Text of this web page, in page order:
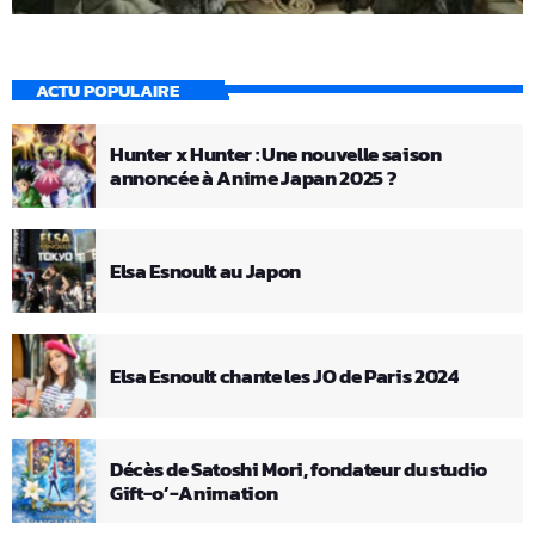
ACTU POPULAIRE
Hunter x Hunter : Une nouvelle saison
annoncée à Anime Japan 2025 ?
Elsa Esnoult au Japon
Elsa Esnoult chante les JO de Paris 2024
Décès de Satoshi Mori, fondateur du studio
Gift-o’-Animation